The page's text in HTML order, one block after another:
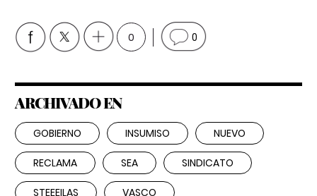
0 0
ARCHIVADO EN
GOBIERNO INSUMISO NUEVO
RECLAMA SEA SINDICATO
STEEEILAS VASCO